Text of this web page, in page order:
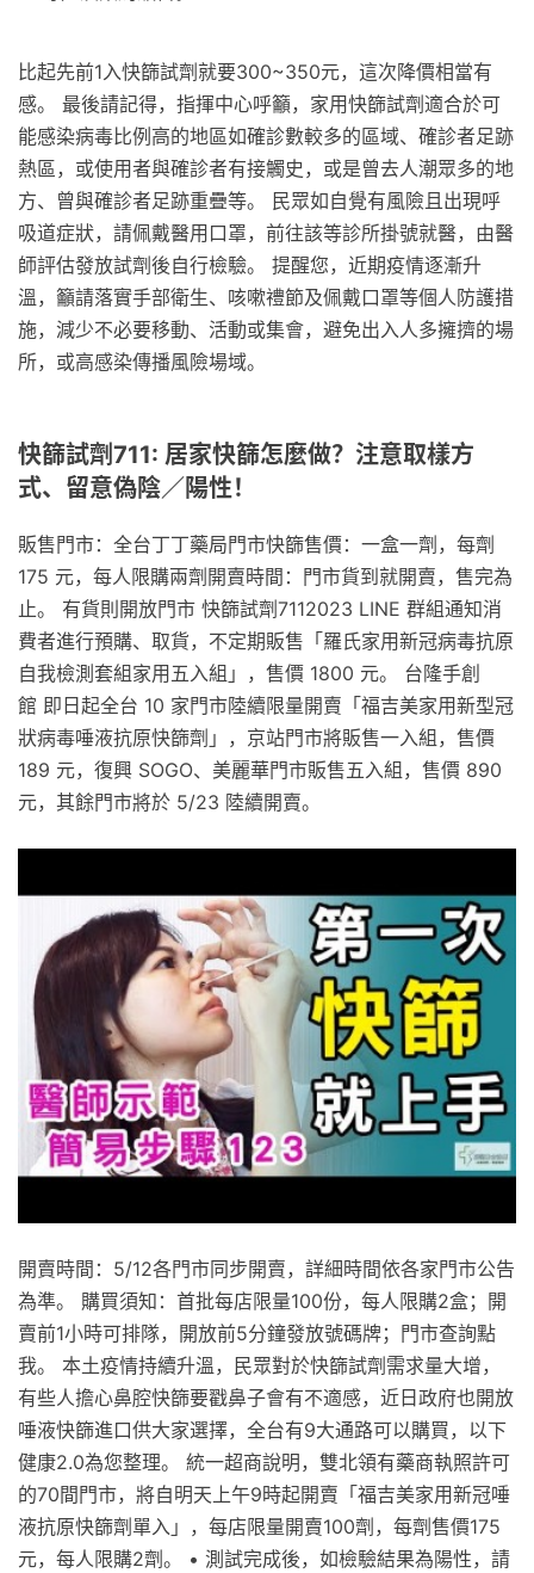
比起先前1入快篩試劑就要300~350元，這次降價相當有
感。 最後請記得，指揮中心呼籲，家用快篩試劑適合於可
能感染病毒比例高的地區如確診數較多的區域、確診者足跡
熱區，或使用者與確診者有接觸史，或是曾去人潮眾多的地
方、曾與確診者足跡重疊等。 民眾如自覺有風險且出現呼
吸道症狀，請佩戴醫用口罩，前往該等診所掛號就醫，由醫
師評估發放試劑後自行檢驗。 提醒您，近期疫情逐漸升
溫，籲請落實手部衛生、咳嗽禮節及佩戴口罩等個人防護措
施，減少不必要移動、活動或集會，避免出入人多擁擠的場
所，或高感染傳播風險場域。
快篩試劑711: 居家快篩怎麼做？注意取樣方
式、留意偽陰／陽性！
販售門市：全台丁丁藥局門市快篩售價：一盒一劑，每劑
175 元，每人限購兩劑開賣時間：門市貨到就開賣，售完為
止。 有貨則開放門市 快篩試劑7112023 LINE 群組通知消
費者進行預購、取貨，不定期販售「羅氏家用新冠病毒抗原
自我檢測套組家用五入組」，售價 1800 元。 台隆手創
館 即日起全台 10 家門市陸續限量開賣「福吉美家用新型冠
狀病毒唾液抗原快篩劑」，京站門市將販售一入組，售價
189 元，復興 SOGO、美麗華門市販售五入組，售價 890
元，其餘門市將於 5/23 陸續開賣。
開賣時間：5/12各門市同步開賣，詳細時間依各家門市公告
為準。 購買須知：首批每店限量100份，每人限購2盒；開
賣前1小時可排隊，開放前5分鐘發放號碼牌；門市查詢點
我。 本土疫情持續升溫，民眾對於快篩試劑需求量大增，
有些人擔心鼻腔快篩要戳鼻子會有不適感，近日政府也開放
唾液快篩進口供大家選擇，全台有9大通路可以購買，以下
健康2.0為您整理。 統一超商說明，雙北領有藥商執照許可
的70間門市，將自明天上午9時起開賣「福吉美家用新冠唾
液抗原快篩劑單入」，每店限量開賣100劑，每劑售價175
元，每人限購2劑。 • 測試完成後，如檢驗結果為陽性，請